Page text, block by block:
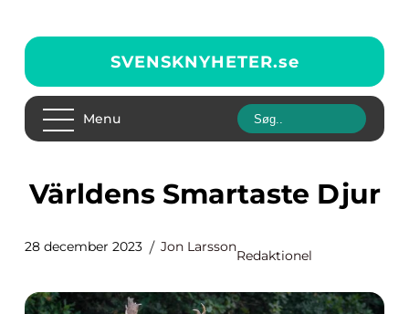
SVENSKNYHETER.se
Menu
Världens Smartaste Djur
28 december 2023 Jon Larsson
Redaktionel